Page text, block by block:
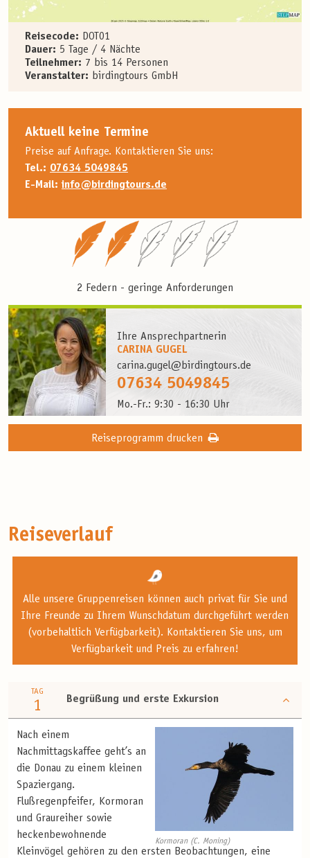
Reisecode: DOT01
Dauer: 5 Tage / 4 Nächte
Teilnehmer: 7 bis 14 Personen
Veranstalter: birdingtours GmbH
Aktuell keine Termine
Preise auf Anfrage. Kontaktieren Sie uns:
Tel.: 07634 5049845
E-Mail:info@birdingtours.de
2 Federn - geringe Anforderungen
Ihre Ansprechpartnerin
CARINA GUGEL
carina.gugel@birdingtours.de
07634 5049845
Mo.-Fr.: 9:30 - 16:30 Uhr
Reiseprogramm drucken
Reiseverlauf
Alle unsere Gruppenreisen können auch privat für Sie und
Ihre Freunde zu Ihrem Wunschdatum durchgeführt werden
(vorbehaltlich Verfügbarkeit). Kontaktieren Sie uns, um
Verfügbarkeit und Preis zu erfahren!
TAG
1 Begrüßung und erste Exkursion
Kormoran (C. Moning)
Nach einem
Nachmittagskaffee geht’s an
die Donau zu einem kleinen
Spaziergang.
Flußregenpfeifer, Kormoran
und Graureiher sowie
heckenbewohnende
Kleinvögel gehören zu den ersten Beobachtungen, eine